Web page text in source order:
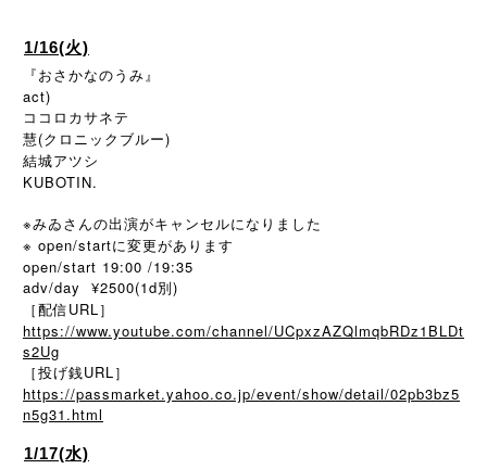
1/16(火)
『おさかなのうみ』
act)
ココロカサネテ
慧(クロニックブルー)
結城アツシ
KUBOTIN.
※みゐさんの出演がキャンセルになりました
※ open/startに変更があります
open/start 19:00 /19:35
adv/day ¥2500(1d別)
［配信URL］
https://www.youtube.com/channel/UCpxzAZQlmqbRDz1BLDt
s2Ug
［投げ銭URL］
https://passmarket.yahoo.co.jp/event/show/detail/02pb3bz5
n5g31.html
1/17(水)